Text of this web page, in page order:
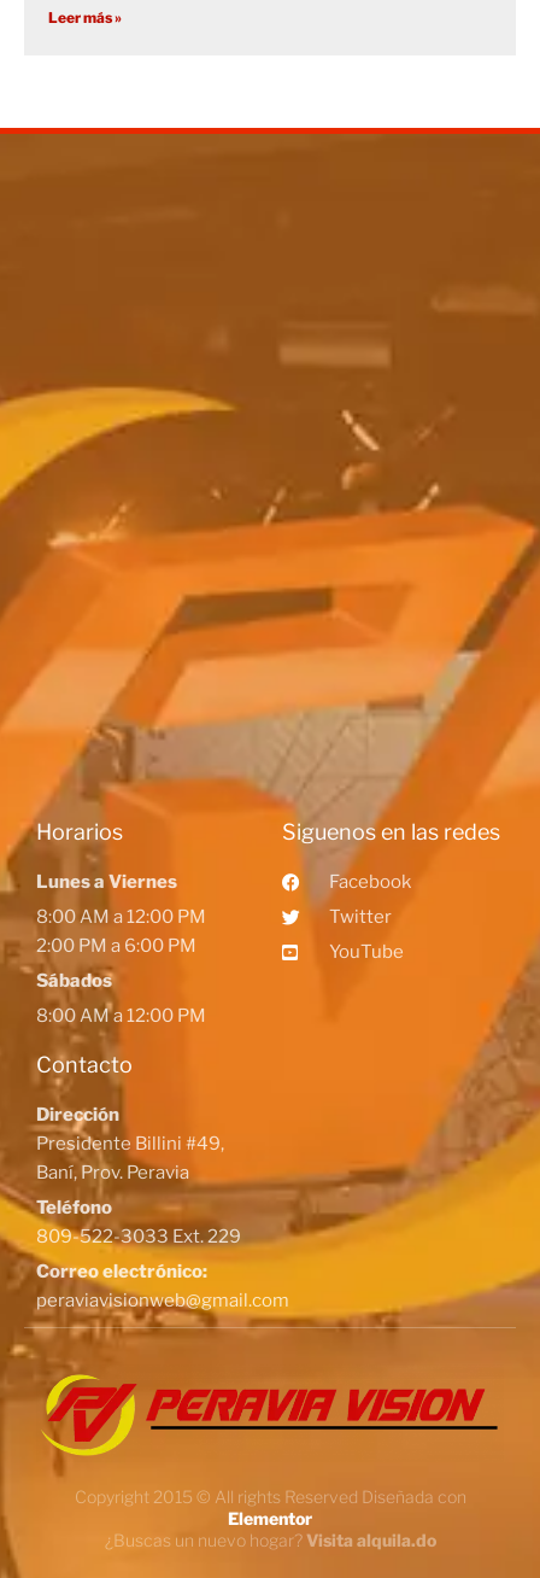
Leer más »
Horarios
Lunes a Viernes
8:00 AM a 12:00 PM
2:00 PM a 6:00 PM
Sábados
8:00 AM a 12:00 PM
Contacto
Dirección
Presidente Billini #49,
Baní, Prov. Peravia
Teléfono
809-522-3033 Ext. 229
Correo electrónico:
peraviavisionweb@gmail.com
Siguenos en las redes
Facebook
Twitter
YouTube
Copyright 2015 © All rights Reserved Diseñada con
Elementor
¿Buscas un nuevo hogar?Visita alquila.do